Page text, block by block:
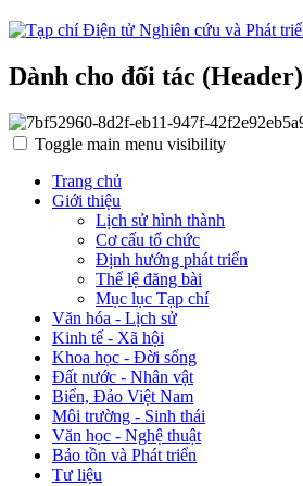
Dành cho đối tác (Header)
Toggle main menu visibility
Trang chủ
Giới thiệu
Lịch sử hình thành
Cơ cấu tổ chức
Định hướng phát triển
Thể lệ đăng bài
Mục lục Tạp chí
Văn hóa - Lịch sử
Kinh tế - Xã hội
Khoa học - Đời sống
Đất nước - Nhân vật
Biển, Đảo Việt Nam
Môi trường - Sinh thái
Văn học - Nghệ thuật
Bảo tồn và Phát triển
Tư liệu